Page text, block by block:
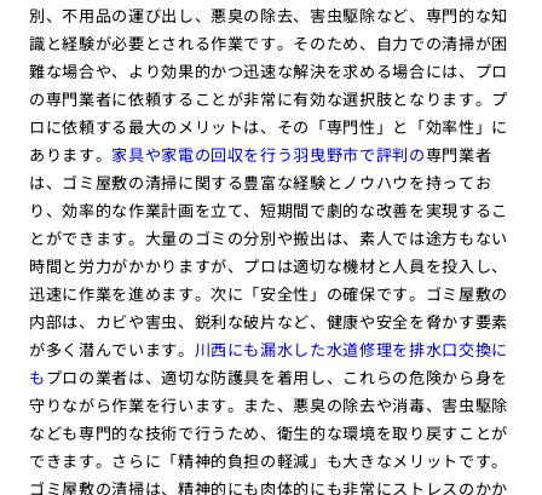
別、不用品の運び出し、悪臭の除去、害虫駆除など、専門的な知
識と経験が必要とされる作業です。そのため、自力での清掃が困
難な場合や、より効果的かつ迅速な解決を求める場合には、プロ
の専門業者に依頼することが非常に有効な選択肢となります。プ
ロに依頼する最大のメリットは、その「専門性」と「効率性」に
あります。 家具や家電の回収を行う羽曳野市で評判の専門業者
は、ゴミ屋敷の清掃に関する豊富な経験とノウハウを持ってお
り、効率的な作業計画を立て、短期間で劇的な改善を実現するこ
とができます。大量のゴミの分別や搬出は、素人では途方もない
時間と労力がかかりますが、プロは適切な機材と人員を投入し、
迅速に作業を進めます。次に「安全性」の確保です。ゴミ屋敷の
内部は、カビや害虫、鋭利な破片など、健康や安全を脅かす要素
が多く潜んでいます。 川西にも漏水した水道修理を排水口交換に
もプロの業者は、適切な防護具を着用し、これらの危険から身を
守りながら作業を行います。また、悪臭の除去や消毒、害虫駆除
なども専門的な技術で行うため、衛生的な環境を取り戻すことが
できます。さらに「精神的負担の軽減」も大きなメリットです。
ゴミ屋敷の清掃は、精神的にも肉体的にも非常にストレスのかか